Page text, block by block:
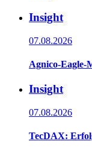
Insight
07.08.2026
Agnico-Eagle-
Insight
07.08.2026
TecDAX: